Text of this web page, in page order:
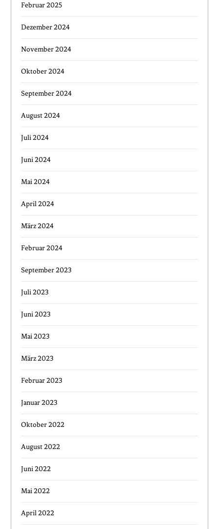
Februar 2025
Dezember 2024
November 2024
Oktober 2024
September 2024
August 2024
Juli 2024
Juni 2024
Mai 2024
April 2024
März 2024
Februar 2024
September 2023
Juli 2023
Juni 2023
Mai 2023
März 2023
Februar 2023
Januar 2023
Oktober 2022
August 2022
Juni 2022
Mai 2022
April 2022